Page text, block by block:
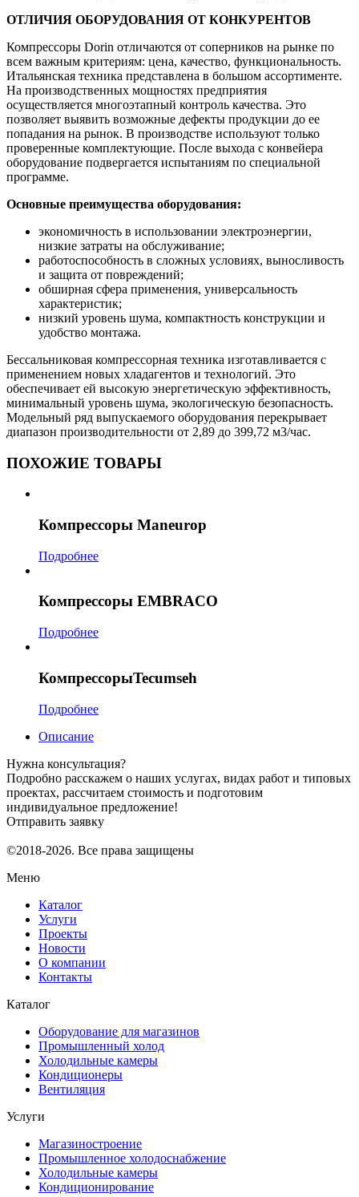
ОТЛИЧИЯ ОБОРУДОВАНИЯ ОТ КОНКУРЕНТОВ
Компрессоры Dorin отличаются от соперников на рынке по
всем важным критериям: цена, качество, функциональность.
Итальянская техника представлена в большом ассортименте.
На производственных мощностях предприятия
осуществляется многоэтапный контроль качества. Это
позволяет выявить возможные дефекты продукции до ее
попадания на рынок. В производстве используют только
проверенные комплектующие. После выхода с конвейера
оборудование подвергается испытаниям по специальной
программе.
Основные преимущества оборудования:
экономичность в использовании электроэнергии,
низкие затраты на обслуживание;
работоспособность в сложных условиях, выносливость
и защита от повреждений;
обширная сфера применения, универсальность
характеристик;
низкий уровень шума, компактность конструкции и
удобство монтажа.
Бессальниковая компрессорная техника изготавливается с
применением новых хладагентов и технологий. Это
обеспечивает ей высокую энергетическую эффективность,
минимальный уровень шума, экологическую безопасность.
Модельный ряд выпускаемого оборудования перекрывает
диапазон производительности от 2,89 до 399,72 м3/час.
ПОХОЖИЕ ТОВАРЫ
Компрессоры Maneurop
Подробнее
Компрессоры EMBRACO
Подробнее
КомпрессорыTecumseh
Подробнее
Описание
Нужна консультация?
Подробно расскажем о наших услугах, видах работ и типовых
проектах, рассчитаем стоимость и подготовим
индивидуальное предложение!
Отправить заявку
©2018-2026. Все права защищены
Меню
Каталог
Услуги
Проекты
Новости
О компании
Контакты
Каталог
Оборудование для магазинов
Промышленный холод
Холодильные камеры
Кондиционеры
Вентиляция
Услуги
Магазиностроение
Промышленное холодоснабжение
Холодильные камеры
Кондиционирование